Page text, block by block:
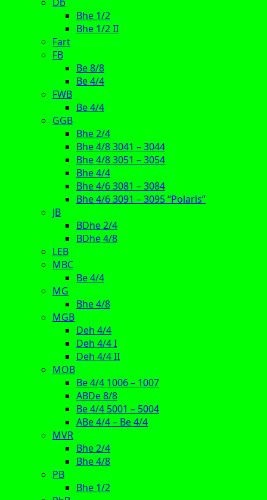
Bhe 1/2
Bhe 1/2 II
Fart
FB
Be 8/8
Be 4/4
FWB
Be 4/4
GGB
Bhe 2/4
Bhe 4/8 3041 – 3044
Bhe 4/8 3051 – 3054
Bhe 4/4
Bhe 4/6 3081 – 3084
Bhe 4/6 3091 – 3095 “Polaris”
JB
BDhe 2/4
BDhe 4/8
LEB
MBC
Be 4/4
MG
Bhe 4/8
MGB
Deh 4/4
Deh 4/4 I
Deh 4/4 II
MOB
Be 4/4 1006 – 1007
ABDe 8/8
Be 4/4 5001 – 5004
ABe 4/4 – Be 4/4
MVR
Bhe 2/4
Bhe 4/8
PB
Bhe 1/2